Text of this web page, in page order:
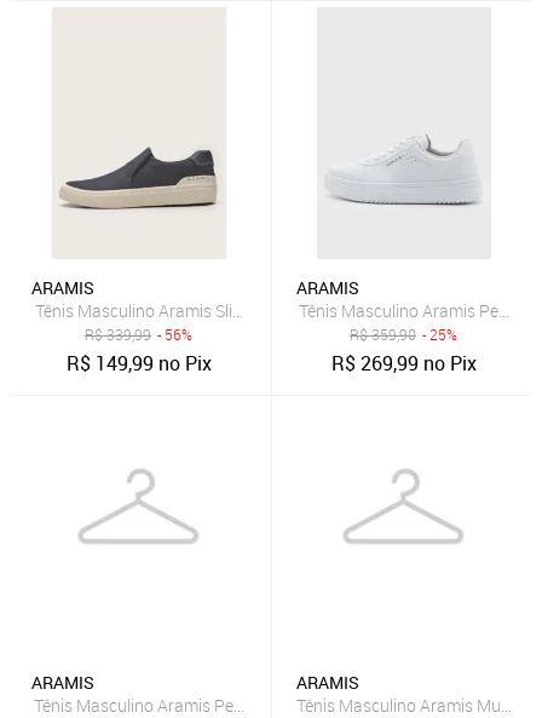
ARAMIS
Tênis Masculino Aramis Slip-On Azul Marinho
R$339,99 - 56%
R$ 149,99 no Pix
ARAMIS
Tênis Masculino Aramis Peak
R$359,90 - 25%
R$269,99 no Pix
ARAMIS
Tênis Masculino Aramis Peak Road Branco
ARAMIS
Tênis Masculino Aramis Multi